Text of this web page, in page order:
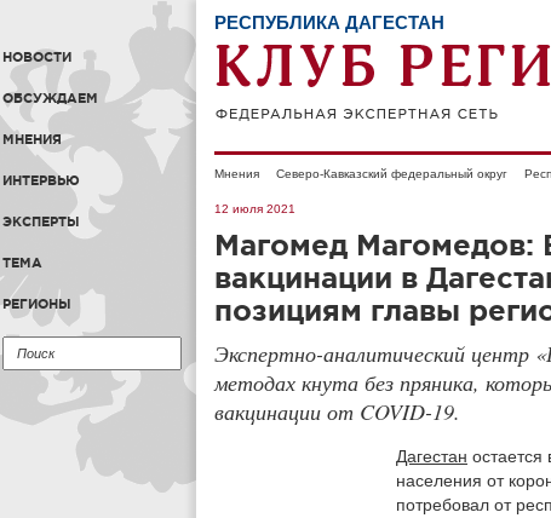
НОВОСТИ
ОБСУЖДАЕМ
МНЕНИЯ
ИНТЕРВЬЮ
ЭКСПЕРТЫ
ТЕМА
РЕГИОНЫ
РЕСПУБЛИКА ДАГЕСТАН
Мнения Северо-Кавказский федеральный округ
12 июля 2021
Магомед Магомедов:
вакцинации в
позициям главы
Экспертно-аналитический центр
методах кнута без пряника,
вакцинации от COVID-19.
Дагестан остается
населения от
потребовал от